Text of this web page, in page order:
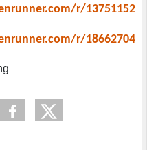
r/13751152
r/18662704